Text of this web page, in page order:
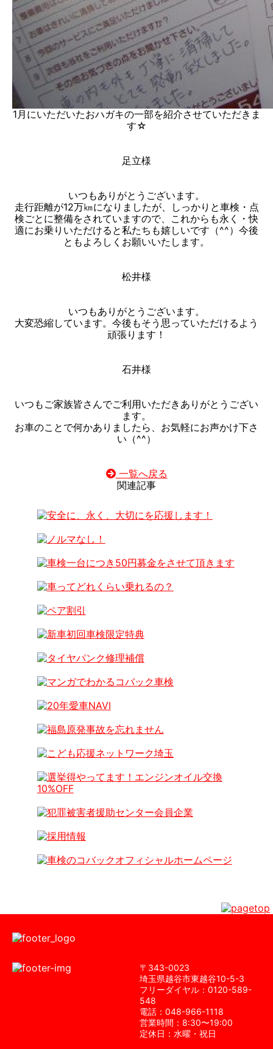
1月にいただいたおハガキの一部を紹介させていただきま
す☆
足立様
いつもありがとうございます。
走行距離が12万㎞になりましたが、しっかりと車検・点
検ごとに整備をされていますので、これからも永く・快
適にお乗りいただけると私たちも嬉しいです（^^）今後
ともよろしくお願いいたします。
松井様
いつもありがとうございます。
大変恐縮しています。今後もそう思っていただけるよう
頑張ります！
石井様
いつもご家族皆さんでご利用いただきありがとうござい
ます。
お車のことで何かありましたら、お気軽にお声かけ下さ
い（^^）
一覧へ戻る
関連記事
〒343-0023
埼⽟県越⾕市東越⾕10-5-3
フリーダイヤル：0120-589-
548
電話：048-966-1118
営業時間：8:30〜19:00
定休⽇：⽔曜・祝⽇